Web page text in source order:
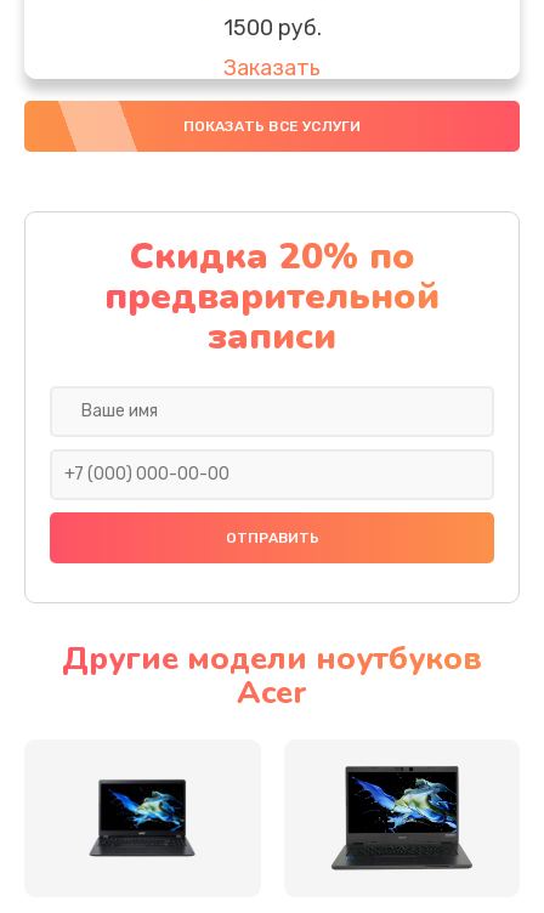
1500 руб.
Заказать
Замена южного моста
Заказать
Чистка от пыли
1060 руб.
Заказать
Ремонт подсветки
Настройка BIOS
Замена видеочипа
ПОКАЗАТЬ ВСЕ УСЛУГИ
Скидка 20% по
предварительной
записи
Другие модели ноутбуков
Acer